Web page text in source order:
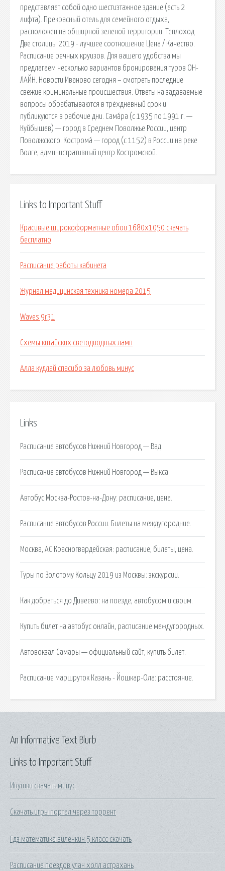
представляет собой одно шестиэтажное здание (есть 2
лифта). Прекрасный отель для семейного отдыха,
расположен на обширной зеленой территории. Теплоход
Две столицы 2019 - лучшее соотношение Цена / Качество.
Расписание речных круизов. Для вашего удобства мы
предлагаем несколько вариантов бронирования туров ОН-
ЛАЙН. Новости Иваново сегодня – смотреть последние
свежие криминальные происшествия. Ответы на задаваемые
вопросы обрабатываются в трёхдневный срок и
публикуются в рабочие дни. Сама́ра (с 1935 по 1991 г. —
Куйбышев) — город в Среднем Поволжье России, центр
Поволжского. Кострома́ — город (с 1152) в России на реке
Волге, административный центр Костромской.
Links to Important Stuff
Красивые широкоформатные обои 1680х1050 скачать
бесплатно
Расписание работы кабинета
Журнал медицинская техника номера 2015
Waves 9r31
Схемы китайских светодиодных ламп
Алла кудлай спасибо за любовь минус
Links
Расписание автобусов Нижний Новгород — Вад.
Расписание автобусов Нижний Новгород — Выкса.
Автобус Москва-Ростов-на-Дону: расписание, цена.
Расписание автобусов России. Билеты на междугородние.
Москва, АС Красногвардейская: расписание, билеты, цена.
Туры по Золотому Кольцу 2019 из Москвы: экскурсии.
Как добраться до Дивеево: на поезде, автобусом и своим.
Купить билет на автобус онлайн, расписание междугородных.
Автовокзал Самары — официальный сайт, купить билет.
Расписание маршруток Казань - Йошкар-Ола: расстояние.
Links to Important Stuff
Ивушки скачать минус
Скачать игры портал через торрент
Гдз математика виленкин 5 класс скачать
Расписание поездов улан холл астрахань
An Informative Text Blurb